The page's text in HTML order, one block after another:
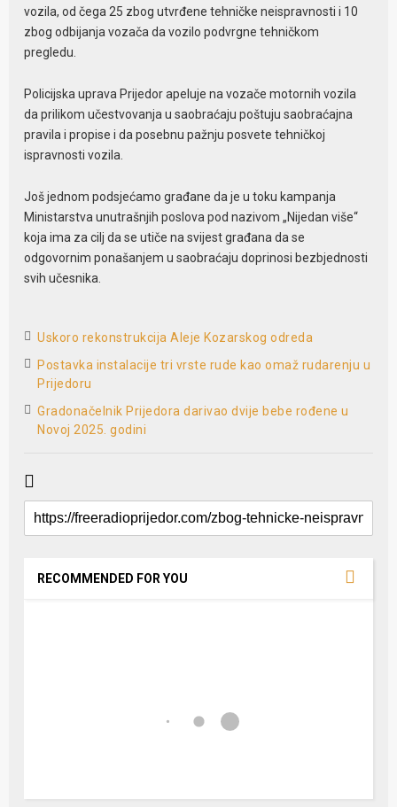
vozila, od čega 25 zbog utvrđene tehničke neispravnosti i 10
zbog odbijanja vozača da vozilo podvrgne tehničkom
pregledu.
Policijska uprava Prijedor apeluje na vozače motornih vozila
da prilikom učestvovanja u saobraćaju poštuju saobraćajna
pravila i propise i da posebnu pažnju posvete tehničkoj
ispravnosti vozila.
Još jednom podsjećamo građane da je u toku kampanja
Ministarstva unutrašnjih poslova pod nazivom „Nijedan više“
koja ima za cilj da se utiče na svijest građana da se
odgovornim ponašanjem u saobraćaju doprinosi bezbjednosti
svih učesnika.
Uskoro rekonstrukcija Aleje Kozarskog odreda
Postavka instalacije tri vrste rude kao omaž rudarenju u
Prijedoru
Gradonačelnik Prijedora darivao dvije bebe rođene u
Novoj 2025. godini
RECOMMENDED FOR YOU